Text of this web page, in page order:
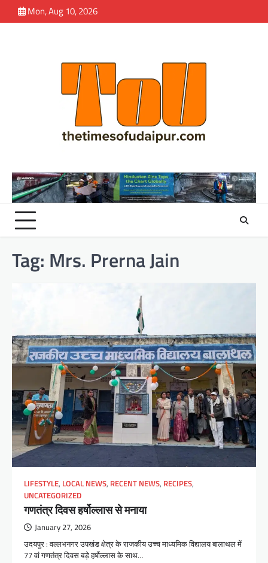
to
Mon, Aug 10, 2026
Tag: Mrs. Prerna Jain
LIFESTYLE, LOCAL NEWS, RECENT NEWS, RECIPES,
UNCATEGORIZED
गणतंत्र दिवस हर्षोल्लास से मनाया
January 27, 2026
उदयपुर : वल्लभनगर उपखंड क्षेत्र के राजकीय उच्च माध्यमिक विद्यालय बालाथल में
77 वां गणतंत्र दिवस बड़े हर्षोल्लास के साथ…